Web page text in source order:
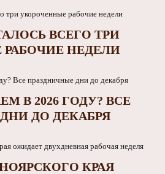
ВСЕГО ТРИ
НЕДЕЛИ
В 2026 ГОДУ? ВСЕ
ДО ДЕКАБРЯ
КРАЯ